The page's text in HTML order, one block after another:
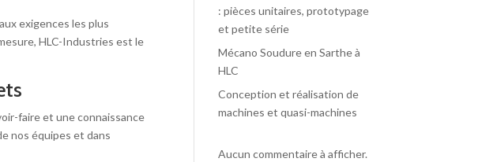
exigences les plus
HLC-Industries est le
faire et une connaissance
nos équipes et dans
: pièces unitaires, prototypage
et petite série
Mécano Soudure en Sarthe à
HLC
Conception et réalisation de
machines et quasi-machines
Aucun commentaire à afficher.